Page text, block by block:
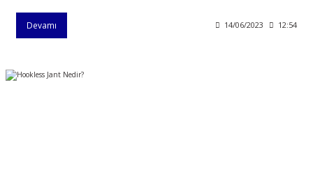
Devamı 14/06/2023 12:54